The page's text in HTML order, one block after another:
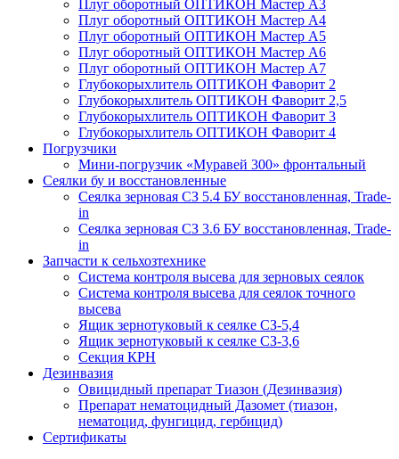
Плуг оборотный ОПТИКОН Мастер А3
Плуг оборотный ОПТИКОН Мастер А4
Плуг оборотный ОПТИКОН Мастер А5
Плуг оборотный ОПТИКОН Мастер А6
Плуг оборотный ОПТИКОН Мастер А7
Глубокорыхлитель ОПТИКОН Фаворит 2
Глубокорыхлитель ОПТИКОН Фаворит 2,5
Глубокорыхлитель ОПТИКОН Фаворит 3
Глубокорыхлитель ОПТИКОН Фаворит 4
Погрузчики
Мини-погрузчик «Муравей 300» фронтальный
Сеялки бу и восстановленные
Сеялка зерновая СЗ 5.4 БУ восстановленная, Trade-
in
Сеялка зерновая СЗ 3.6 БУ восстановленная, Trade-
in
Запчасти к сельхозтехнике
Система контроля высева для зерновых сеялок
Система контроля высева для сеялок точного
высева
Ящик зернотуковый к сеялке СЗ-5,4
Ящик зернотуковый к сеялке СЗ-3,6
Секция КРН
Дезинвазия
Овицидный препарат Тиазон (Дезинвазия)
Препарат нематоцидный Дазомет (тиазон,
нематоцид, фунгицид, гербицид)
Сертификаты